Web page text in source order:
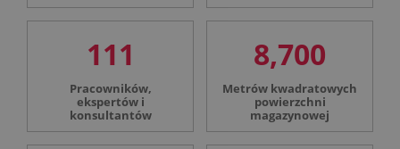
111
Pracowników,
ekspertów i
konsultantów
8,700
Metrów kwadratowych
powierzchni
magazynowej